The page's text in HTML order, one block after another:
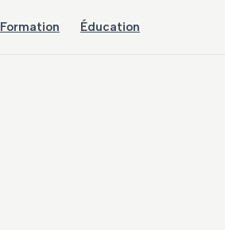
Formation Éducation